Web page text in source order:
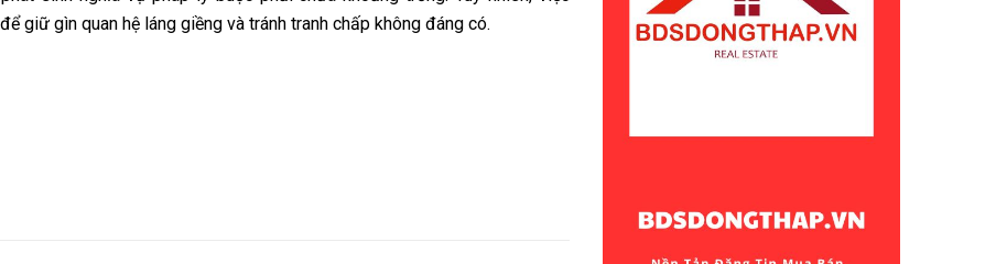
giữ gìn quan hệ láng giềng và tránh tranh chấp không đáng có.